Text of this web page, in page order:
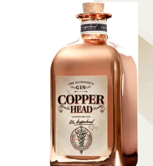
Passer à la fin de la galerie d’images